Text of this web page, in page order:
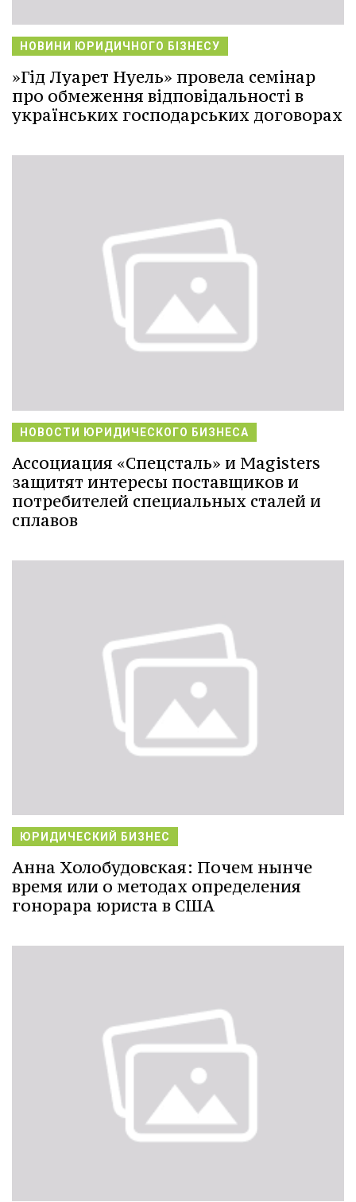
НОВИНИ ЮРИДИЧНОГО БІЗНЕСУ
»Гід Луарет Нуель» провела семінар
про обмеження відповідальності в
українських господарських договорах
НОВОСТИ ЮРИДИЧЕСКОГО БИЗНЕСА
Ассоциация «Спецсталь» и Magisters
защитят интересы поставщиков и
потребителей специальных сталей и
сплавов
ЮРИДИЧЕСКИЙ БИЗНЕС
Анна Холобудовская: Почем нынче
время или о методах определения
гонорара юриста в США